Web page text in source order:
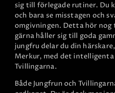
sig till förlegade rutiner. Du
och bara se misstagen och
omgivningen. Detta hör nog
gärna håller sig till goda
jungfru delar du din
Merkur, med det
Tvillingarna.
Både Jungfrun och